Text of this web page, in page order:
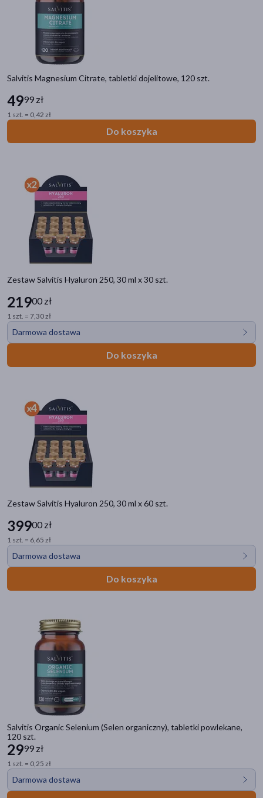
Salvitis Magnesium Citrate, tabletki dojelitowe, 120 szt.
4999 zł
1 szt. = 0,42 zł
Do koszyka
Zestaw Salvitis Hyaluron 250, 30 ml x 30 szt.
21900 zł
1 szt. = 7,30 zł
Darmowa dostawa
Do koszyka
Zestaw Salvitis Hyaluron 250, 30 ml x 60 szt.
39900 zł
1 szt. = 6,65 zł
Darmowa dostawa
Do koszyka
Salvitis Organic Selenium (Selen organiczny), tabletki powlekane,
120 szt.
2999 zł
1 szt. = 0,25 zł
Darmowa dostawa
jabłkowy(7)
pomarańczowy
owocowy
(5)
Działanie/właściwości
wzmacniające
wspomagające
Alergeny
Zalecenia żywieniowe
Bez laktozy(14)
Bez glutenu(14)
Bez dodatku cukru